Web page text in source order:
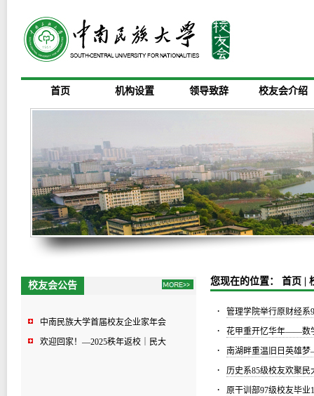
首页 机构设置 领导致辞 校友会介绍
校友会公告
中南民族大学首届校友企业家年会
欢迎回家！—2025秩年返校｜民大
您现在的位置： 首页
· 管理学院举行原财经
· 花甲重开忆华年——数
· 南湖畔重温旧日英
· 历史系85级校友欢聚民
· 原干训部97级校友毕业